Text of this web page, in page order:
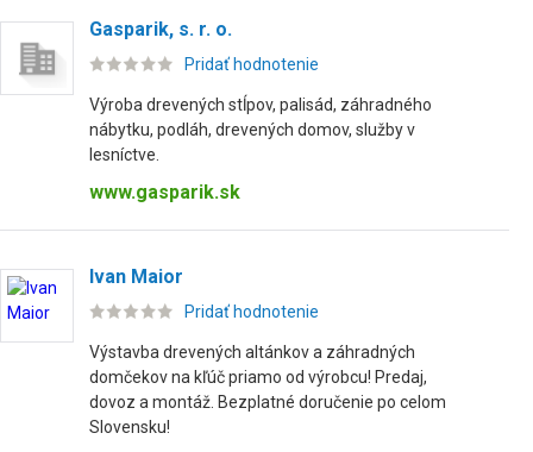
Gasparik, s. r. o.
Pridať hodnotenie
Výroba drevených stĺpov, palisád, záhradného
nábytku, podláh, drevených domov, služby v
lesníctve.
www.gasparik.sk
Ivan Maior
Pridať hodnotenie
Výstavba drevených altánkov a záhradných
domčekov na kľúč priamo od výrobcu! Predaj,
dovoz a montáž. Bezplatné doručenie po celom
Slovensku!